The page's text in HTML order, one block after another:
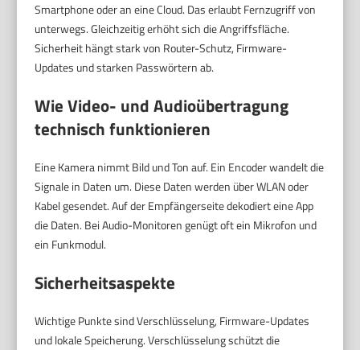
Smartphone oder an eine Cloud. Das erlaubt Fernzugriff von
unterwegs. Gleichzeitig erhöht sich die Angriffsfläche.
Sicherheit hängt stark von Router-Schutz, Firmware-
Updates und starken Passwörtern ab.
Wie Video- und Audioübertragung
technisch funktionieren
Eine Kamera nimmt Bild und Ton auf. Ein Encoder wandelt die
Signale in Daten um. Diese Daten werden über WLAN oder
Kabel gesendet. Auf der Empfängerseite dekodiert eine App
die Daten. Bei Audio-Monitoren genügt oft ein Mikrofon und
ein Funkmodul.
Sicherheitsaspekte
Wichtige Punkte sind Verschlüsselung, Firmware-Updates
und lokale Speicherung. Verschlüsselung schützt die